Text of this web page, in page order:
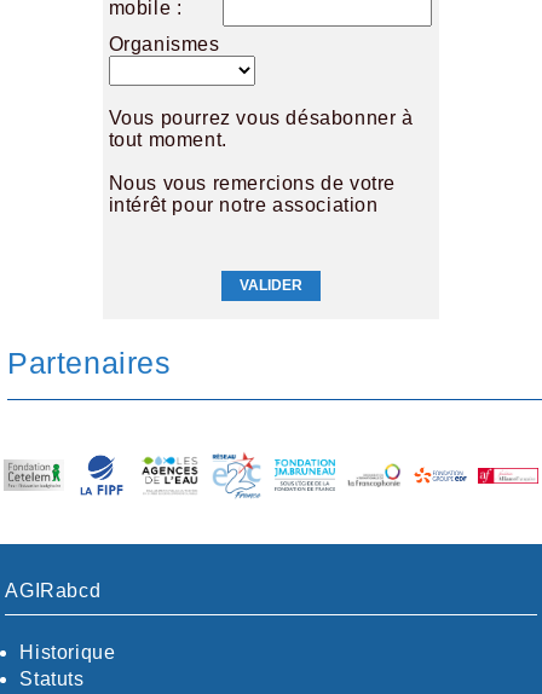
mobile :
Organismes
Vous pourrez vous désabonner à
tout moment.
Nous vous remercions de votre
intérêt pour notre association
Partenaires
AGIRabcd
Historique
Statuts